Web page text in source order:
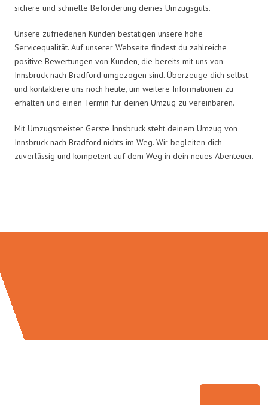
sichere und schnelle Beförderung deines Umzugsguts.
Unsere zufriedenen Kunden bestätigen unsere hohe
Servicequalität. Auf unserer Webseite findest du zahlreiche
positive Bewertungen von Kunden, die bereits mit uns von
Innsbruck nach Bradford umgezogen sind. Überzeuge dich selbst
und kontaktiere uns noch heute, um weitere Informationen zu
erhalten und einen Termin für deinen Umzug zu vereinbaren.
Mit Umzugsmeister Gerste Innsbruck steht deinem Umzug von
Innsbruck nach Bradford nichts im Weg. Wir begleiten dich
zuverlässig und kompetent auf dem Weg in dein neues Abenteuer.